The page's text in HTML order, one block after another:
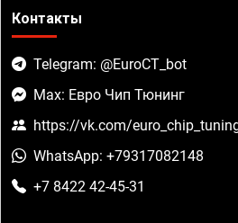
Контакты
Telegram: @EuroCT_bot
Max: Евро Чип Тюнинг
https://vk.com/
WhatsApp: +79317082148
+7 8422 42-45-31